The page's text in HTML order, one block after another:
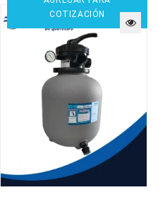
COTIZACIÓN